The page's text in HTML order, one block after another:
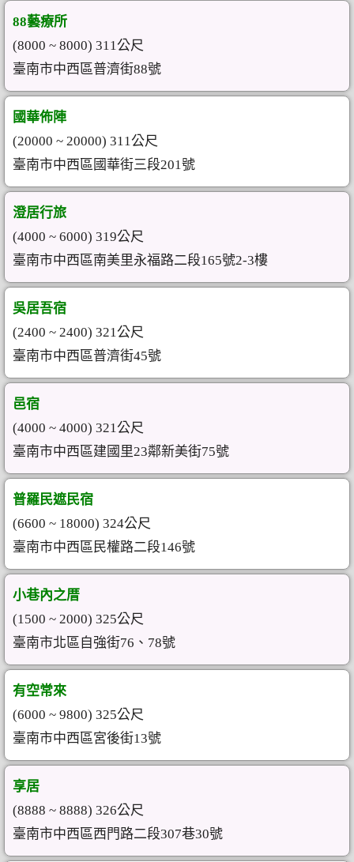
88藝療所
(8000 ~ 8000) 311公尺
臺南市中西區普濟街88號
國華佈陣
(20000 ~ 20000) 311公尺
臺南市中西區國華街三段201號
澄居行旅
(4000 ~ 6000) 319公尺
臺南市中西區南美里永福路二段165號2-3樓
吳居吾宿
(2400 ~ 2400) 321公尺
臺南市中西區普濟街45號
邑宿
(4000 ~ 4000) 321公尺
臺南市中西區建國里23鄰新美街75號
普羅民遮民宿
(6600 ~ 18000) 324公尺
臺南市中西區民權路二段146號
小巷內之厝
(1500 ~ 2000) 325公尺
臺南市北區自強街76、78號
有空常來
(6000 ~ 9800) 325公尺
臺南市中西區宮後街13號
享居
(8888 ~ 8888) 326公尺
臺南市中西區西門路二段307巷30號